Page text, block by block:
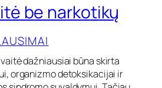
be narkotikų
dažniausiai būna skirta
organizmo detoksikacijai ir